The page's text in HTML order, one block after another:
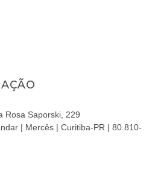
Rosa Saporski, 229
| Mercês | Curitiba-PR | 80.810-